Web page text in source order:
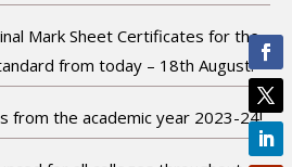
Mark Sheet Certificates for the
from today – 18th August!
from the academic year 2023-24!